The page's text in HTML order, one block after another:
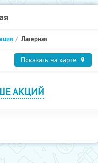
Лазерная
Показать на карте
АКЦИЙ